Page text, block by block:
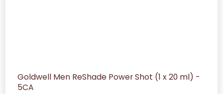
Goldwell Men ReShade Power Shot (1 x 20 ml) -
5CA